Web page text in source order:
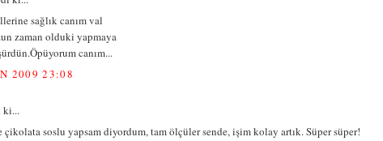
sağlık canım val
zaman olduki yapmaya
canım...
2009 23:08
çikolata soslu yapsam diyordum, tam ölçüler sende, işim kolay artık. Süper süper!